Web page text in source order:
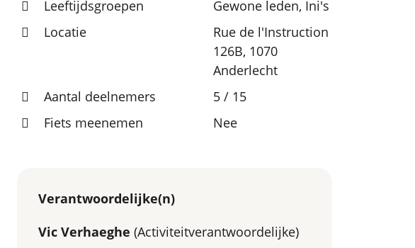
Leeftijdsgroepen
Gewone leden, Ini's
Locatie
Rue de l'Instruction
126B, 1070
Anderlecht
Aantal deelnemers
5 / 15
Fiets meenemen
Nee
Verantwoordelijke(n)
Vic Verhaeghe (Activiteitverantwoordelijke)